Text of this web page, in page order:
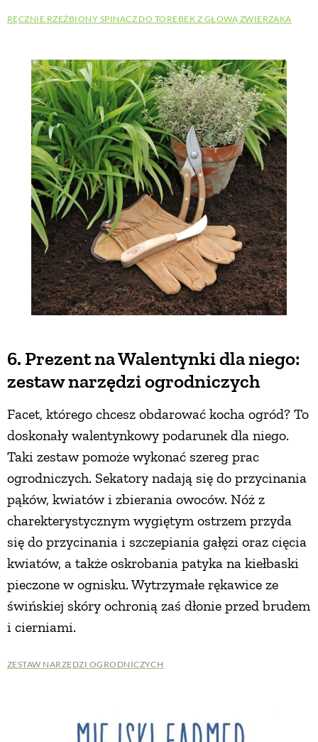
RĘCZNIE RZEŹBIONY SPINACZ DO TOREBEK Z GŁOWĄ ZWIERZAKA
6. Prezent na Walentynki dla niego:
zestaw narzędzi ogrodniczych
Facet, którego chcesz obdarować kocha ogród? To
doskonały walentynkowy podarunek dla niego.
Taki zestaw pomoże wykonać szereg prac
ogrodniczych. Sekatory nadają się do przycinania
pąków, kwiatów i zbierania owoców. Nóż z
charekterystycznym wygiętym ostrzem przyda
się do przycinania i szczepiania gałęzi oraz cięcia
kwiatów, a także oskrobania patyka na kiełbaski
pieczone w ognisku. Wytrzymałe rękawice ze
świńskiej skóry ochronią zaś dłonie przed brudem
i cierniami.
ZESTAW NARZĘDZI OGRODNICZYCH